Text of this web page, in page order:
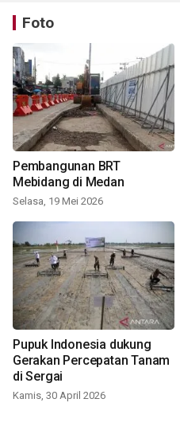
Foto
Pembangunan BRT
Mebidang di Medan
Selasa, 19 Mei 2026
Pupuk Indonesia dukung
Gerakan Percepatan Tanam
di Sergai
Kamis, 30 April 2026